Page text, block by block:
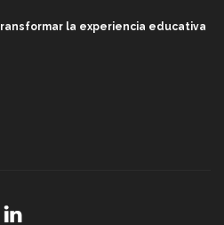
la experiencia educativa